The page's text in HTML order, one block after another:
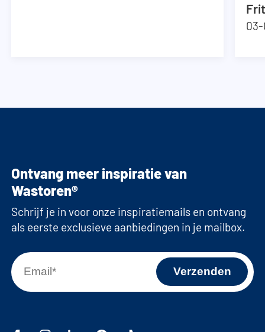
Ontvang meer inspiratie van
Wastoren®
Schrijf je in voor onze inspiratiemails en ontvang
als eerste exclusieve aanbiedingen in je mailbox.